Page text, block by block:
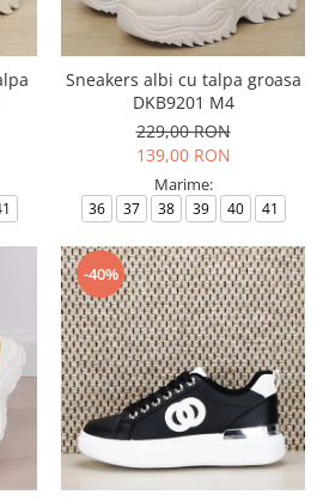
piele
piele
Sneakers albi cu talpa groasa
DKB9201 M4
229,00 RON
139,00 RON
Marime:
36 37 38 39 40 41
-40%